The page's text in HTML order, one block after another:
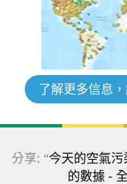
了解更多信息
分享: “今天的空氣
的數據 -